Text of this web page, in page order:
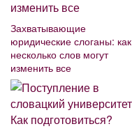
Захватывающие
юридические слоганы: как
несколько слов могут
изменить все